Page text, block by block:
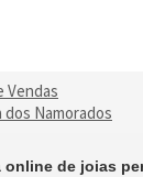
Vendas
dos Namorados
online de joias